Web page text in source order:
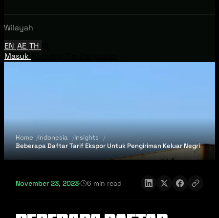
Wilayah
EN AE TH
Masuk
Home Indonesia
Insights
Beberapa Daftar Tarif Ekspor Untuk Pengiriman Keluar Negri
November 23, 2023· 6 min read